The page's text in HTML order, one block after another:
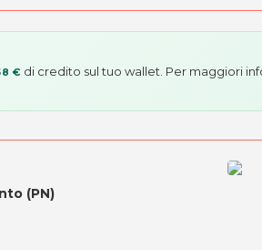
€ di credito sul tuo wallet. Per maggiori
(PN)